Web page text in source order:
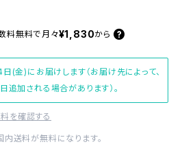
料無料で 月々¥1,830から
(金)にお届けします（お届け先によって、
追加される場合があります）。
を確認する
送料が無料になります。